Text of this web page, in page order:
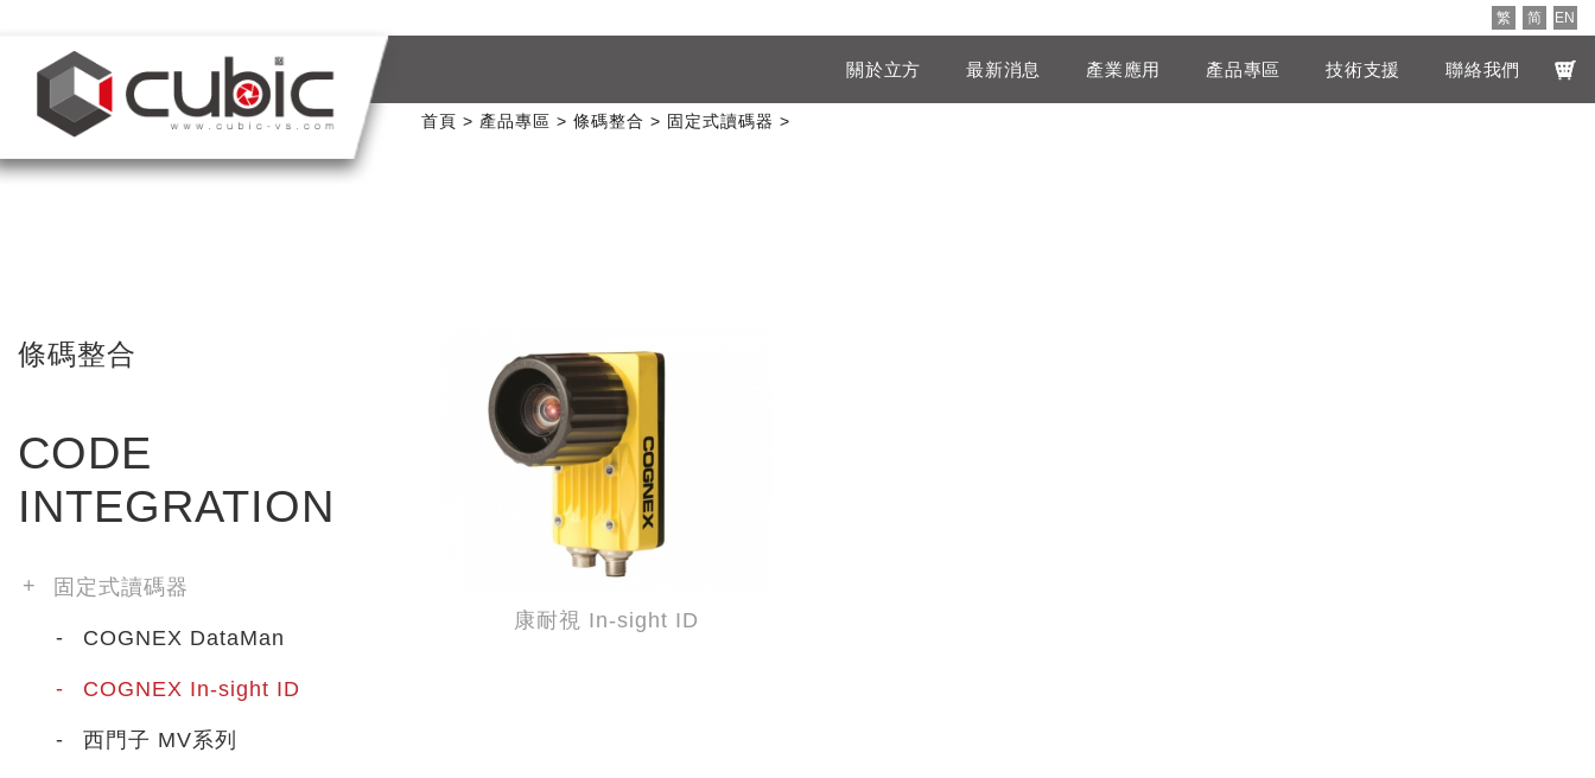
繁 简 EN
關於立方 最新消息 產業應用 產品專區 技術支援 聯絡我們
首頁 產品專區 條碼整合 固定式讀碼器
條碼整合
CODE
INTEGRATION
固定式讀碼器
COGNEX DataMan
COGNEX In-sight ID
西門子 MV系列
康耐視 In-sight ID